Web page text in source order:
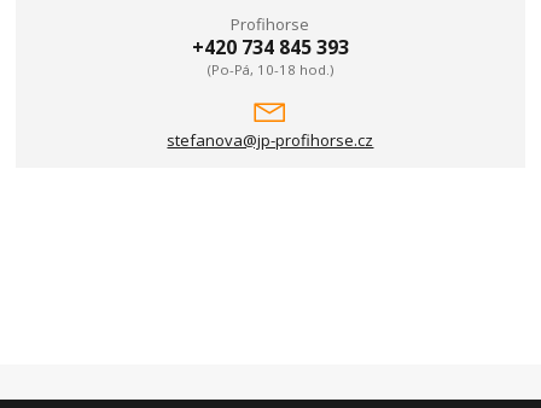
Profihorse
+420 734 845 393
(Po-Pá, 10-18 hod.)
stefanova@jp-profihorse.cz